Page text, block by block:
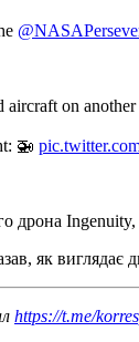
on
🚁
дрона
як виглядає
https://t.me/